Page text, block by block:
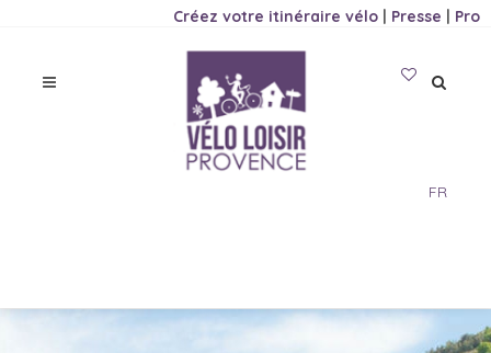
Créez votre itinéraire vélo | Presse | Pro
FR